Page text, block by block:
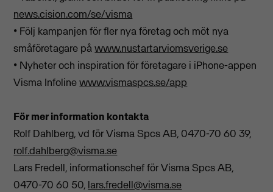
news.cision.com/se/visma
• Följ kampanjen för fler nya företag och möt nya
småföretagare påwww.nustartarviomsverige.se
• Nyheter och inspiration för företagare i iPhone-appen
Visma Infolinewww.vismaspcs.se/app
För mer information kontakta
Rolf Dahlberg, vd för Visma Spcs AB, 0470-70 60 39,
rolf.dahlberg@visma.se
Lars Fredell, informationschef för Visma Spcs AB,
0470-70 60 50, lars.fredell@visma.se